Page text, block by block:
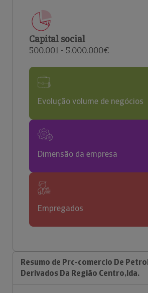
Capital social
500.001 - 5.000.000€
Evolução volume de negócios
Dimensão da empresa
Empregados
Resumo de Prc-comercio De
Derivados Da Região Centro,lda.